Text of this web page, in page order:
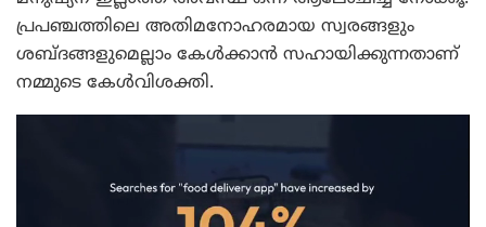
പ്രപഞ്ചത്തിലെ അതിമനോഹരമായ സ്വരങ്ങളും
ശബ്ദങ്ങളുമെല്ലാം കേൾക്കാൻ സഹായിക്കുന്നതാണ്
നമ്മുടെ കേൾവിശക്തി.